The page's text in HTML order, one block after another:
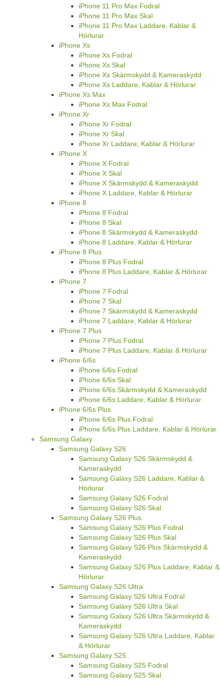
iPhone 11 Pro Max Fodral
iPhone 11 Pro Max Skal
iPhone 11 Pro Max Laddare, Kablar &
Hörlurar
iPhone Xs
iPhone Xs Fodral
iPhone Xs Skal
iPhone Xs Skärmskydd & Kameraskydd
iPhone Xs Laddare, Kablar & Hörlurar
iPhone Xs Max
iPhone Xs Max Fodral
iPhone Xr
iPhone Xr Fodral
iPhone Xr Skal
iPhone Xr Laddare, Kablar & Hörlurar
iPhone X
iPhone X Fodral
iPhone X Skal
iPhone X Skärmskydd & Kameraskydd
iPhone X Laddare, Kablar & Hörlurar
iPhone 8
iPhone 8 Fodral
iPhone 8 Skal
iPhone 8 Skärmskydd & Kameraskydd
iPhone 8 Laddare, Kablar & Hörlurar
iPhone 8 Plus
iPhone 8 Plus Fodral
iPhone 8 Plus Laddare, Kablar & Hörlurar
iPhone 7
iPhone 7 Fodral
iPhone 7 Skal
iPhone 7 Skärmskydd & Kameraskydd
iPhone 7 Laddare, Kablar & Hörlurar
iPhone 7 Plus
iPhone 7 Plus Fodral
iPhone 7 Plus Laddare, Kablar & Hörlurar
iPhone 6/6s
iPhone 6/6s Fodral
iPhone 6/6s Skal
iPhone 6/6s Skärmskydd & Kameraskydd
iPhone 6/6s Laddare, Kablar & Hörlurar
iPhone 6/6s Plus
iPhone 6/6s Plus Fodral
iPhone 6/6s Plus Laddare, Kablar & Hörlurar
Samsung Galaxy
Samsung Galaxy S26
Samsung Galaxy S26 Skärmskydd &
Kameraskydd
Samsung Galaxy S26 Laddare, Kablar &
Hörlurar
Samsung Galaxy S26 Fodral
Samsung Galaxy S26 Skal
Samsung Galaxy S26 Plus
Samsung Galaxy S26 Plus Fodral
Samsung Galaxy S26 Plus Skal
Samsung Galaxy S26 Plus Skärmskydd &
Kameraskydd
Samsung Galaxy S26 Plus Laddare, Kablar &
Hörlurar
Samsung Galaxy S26 Ultra
Samsung Galaxy S26 Ultra Fodral
Samsung Galaxy S26 Ultra Skal
Samsung Galaxy S26 Ultra Skärmskydd &
Kameraskydd
Samsung Galaxy S26 Ultra Laddare, Kablar
& Hörlurar
Samsung Galaxy S25
Samsung Galaxy S25 Fodral
Samsung Galaxy S25 Skal